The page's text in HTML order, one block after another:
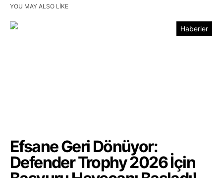
YOU MAY ALSO LIKE
Haberler
Efsane Geri Dönüyor:
Defender Trophy 2026 İçin